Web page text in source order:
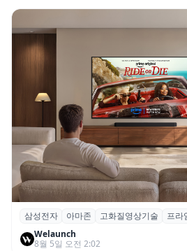
삼성전자·아마존, 프라임
어드밴스드’ 적용
삼성전자 아마존 고화질영상기술 프라
Welaunch
8월 5일 오전 2:02